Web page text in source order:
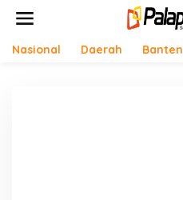
Nasional Daerah Banten